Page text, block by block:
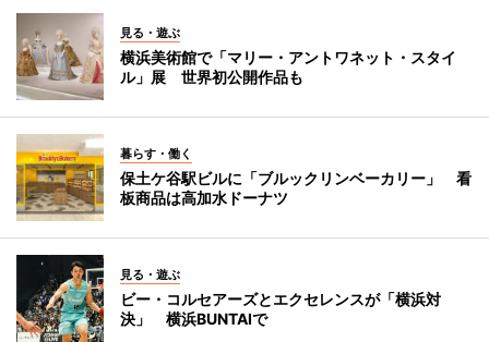
見る・遊ぶ
横浜美術館で「マリー・アントワネット・スタイ
ル」展 世界初公開作品も
暮らす・働く
保土ケ谷駅ビルに「ブルックリンベーカリー」 看
板商品は高加水ドーナツ
見る・遊ぶ
ビー・コルセアーズとエクセレンスが「横浜対
決」 横浜BUNTAIで